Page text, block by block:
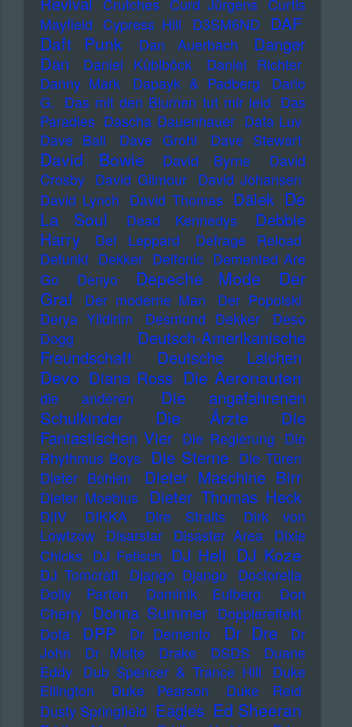
Crutches Curd Jürgens Curtis
Mayfield Cypress Hill D3SM6ND DAF
Daft Punk Dan Auerbach
Danger
Dan
Daniel Küblböck
Daniel Richter
Danny Mark
Dapayk & Padberg
Dario
G. Das mit den Blumen tut mir leid Das
Paradies Dascha Dauenhauer Data Luv
Dave Ball
Dave Grohl Dave Stewart
David Bowie David Byrne
David
Crosby David Gilmour David Johansen
David Lynch David Thomas Dälek De
La Soul
Dead Kennedys
Debbie
Harry
Def Leppard
Defrage Reload
Defunkt Dekker Delfonic Demented Are
Go
Denyo Depeche Mode
Der
Graf
Der moderne Man
Der Popolski
Derya Yildirim
Desmond Dekker
Deso
Dogg
Deutsch-Amerikanische
Freundschaft
Deutsche Laichen
Devo Diana Ross Die Aeronauten
die anderen
Die angefahrenen
Schulkinder
Die Ärzte
Die
Fantastischen Vier Die Regierung Die
Rhythmus Boys Die Sterne Die Türen
Dieter Bohlen
Dieter Maschine Birr
Dieter Moebius Dieter Thomas Heck
DiIV DIKKA Dire Straits
Dirk von
Lowtzow
Disarstar Disaster Area
Dixie
Chicks DJ Fetisch DJ Hell DJ Koze
DJ Tomcraft Django Django
Doctorella
Dolly Parton
Dominik Eulberg
Don
Cherry Donna Summer Dopplereffekt
Dota
DPP Dr Demento Dr Dre
Dr
John
Dr Motte Drake DSDS
Duane
Eddy
Dub Spencer & Trance Hill
Duke
Ellington
Duke Pearson
Duke Reid
Dusty Springfield Eagles Ed Sheeran